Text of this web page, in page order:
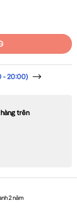
có viền nhũ bạc
- 20:00)
trên
2 năm